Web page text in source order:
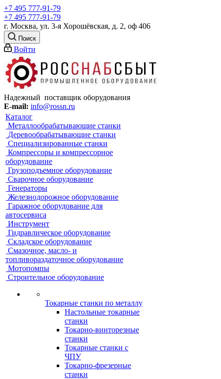
+7 495 777-91-79
+7 495 777-91-79
г. Москва, ул. 3-я Хорошёвская, д. 2, оф 406
Поиск
Войти
Надежный поставщик оборудования
E-mail: info@rossn.ru
Каталог
Металлообрабатывающие станки
Деревообрабатывающие станки
Специализированные станки
Компрессоры и компрессорное
оборудование
Грузоподъемное оборудование
Сварочное оборудование
Генераторы
Железнодорожное оборудование
Гаражное оборудование для
автосервиса
Инструмент
Гидравлическое оборудование
Складское оборудование
Смазочное, масло- и
топливораздаточное оборудование
Мотопомпы
Строительное оборудование
Токарные станки по металлу
Настольные токарные
станки
Токарно-винторезные
станки
Токарные станки с
ЧПУ
Токарно-фрезерные
станки